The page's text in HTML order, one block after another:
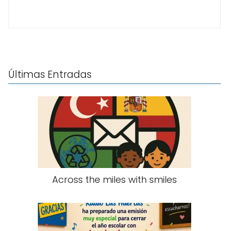
Últimas Entradas
Across the miles with smiles